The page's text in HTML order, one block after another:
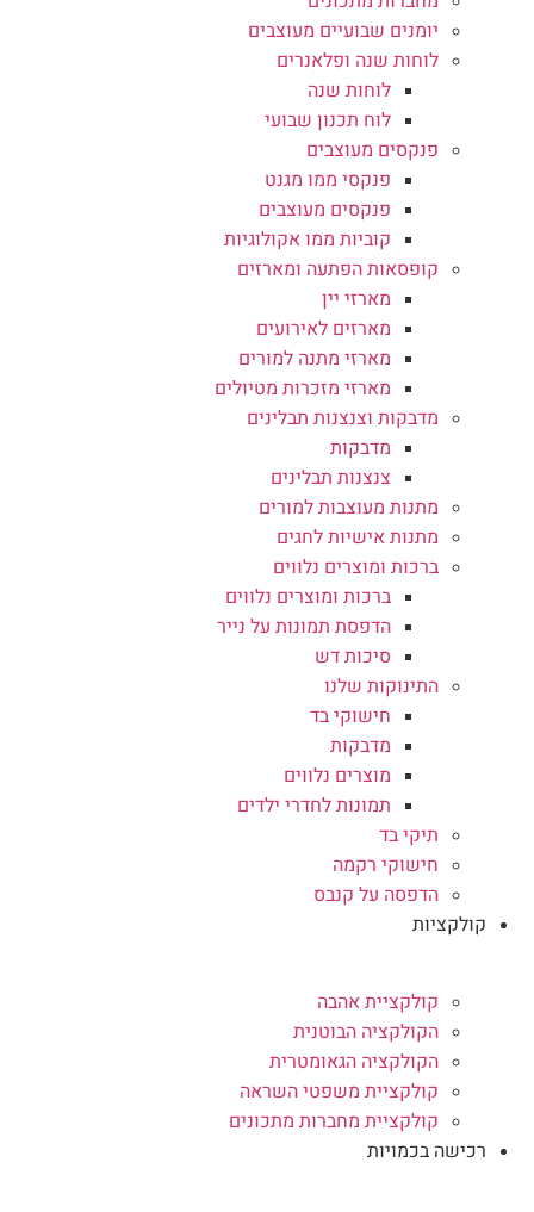
יומנים שבועיים מעוצבים
לוחות שנה ופלאנרים
לוחות שנה
לוח תכנון שבועי
פנקסים מעוצבים
פנקסי ממו מגנט
פנקסים מעוצבים
קוביות ממו אקולוגיות
קופסאות הפתעה ומארזים
מארזי יין
מארזים לאירועים
מארזי מתנה למורים
מארזי מזכרות מטיולים
מדבקות וצנצנות תבלינים
מדבקות
צנצנות תבלינים
מתנות מעוצבות למורים
מתנות אישיות לחגים
ברכות ומוצרים נלווים
ברכות ומוצרים נלווים
הדפסת תמונות על נייר
סיכות דש
התינוקות שלנו
חישוקי בד
מדבקות
מוצרים נלווים
תמונות לחדרי ילדים
תיקי בד
חישוקי רקמה
הדפסה על קנבס
קולקציות
קולקציית אהבה
הקולקציה הבוטנית
הקולקציה הגאומטרית
קולקציית משפטי השראה
קולקציית מחברות מתכונים
רכישה בכמויות